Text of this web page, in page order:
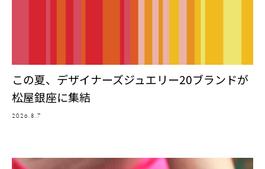
この夏、デザイナーズジュエリー20ブランドが
松屋銀座に集結
2026.8.7